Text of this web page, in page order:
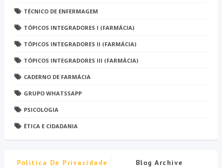
TÉCNICO DE ENFERMAGEM
TÓPICOS INTEGRADORES I (FARMÁCIA)
TÓPICOS INTEGRADORES II (FARMÁCIA)
TÓPICOS INTEGRADORES III (FARMÁCIA)
CADERNO DE FARMÁCIA
GRUPO WHATSSAPP
PSICOLOGIA
ÉTICA E CIDADANIA
Politica De Privacidade Blog Archive